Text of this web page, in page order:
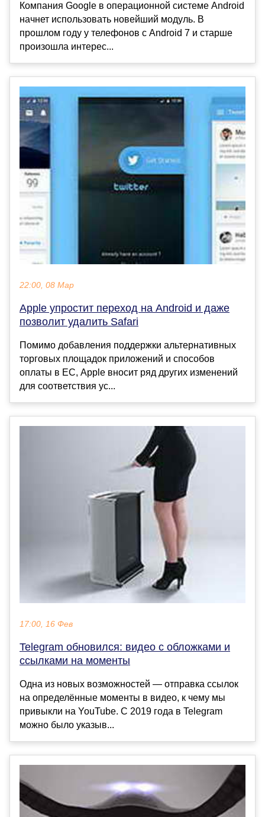
Компания Google в операционной системе Android
начнет использовать новейший модуль. В
прошлом году у телефонов с Android 7 и старше
произошла интерес...
22:00, 08 Мар
Apple упростит переход на Android и даже
позволит удалить Safari
Помимо добавления поддержки альтернативных
торговых площадок приложений и способов
оплаты в ЕС, Apple вносит ряд других изменений
для соответствия ус...
17:00, 16 Фев
Telegram обновился: видео с обложками и
ссылками на моменты
Одна из новых возможностей — отправка ссылок
на определённые моменты в видео, к чему мы
привыкли на YouTube. С 2019 года в Telegram
можно было указыв...